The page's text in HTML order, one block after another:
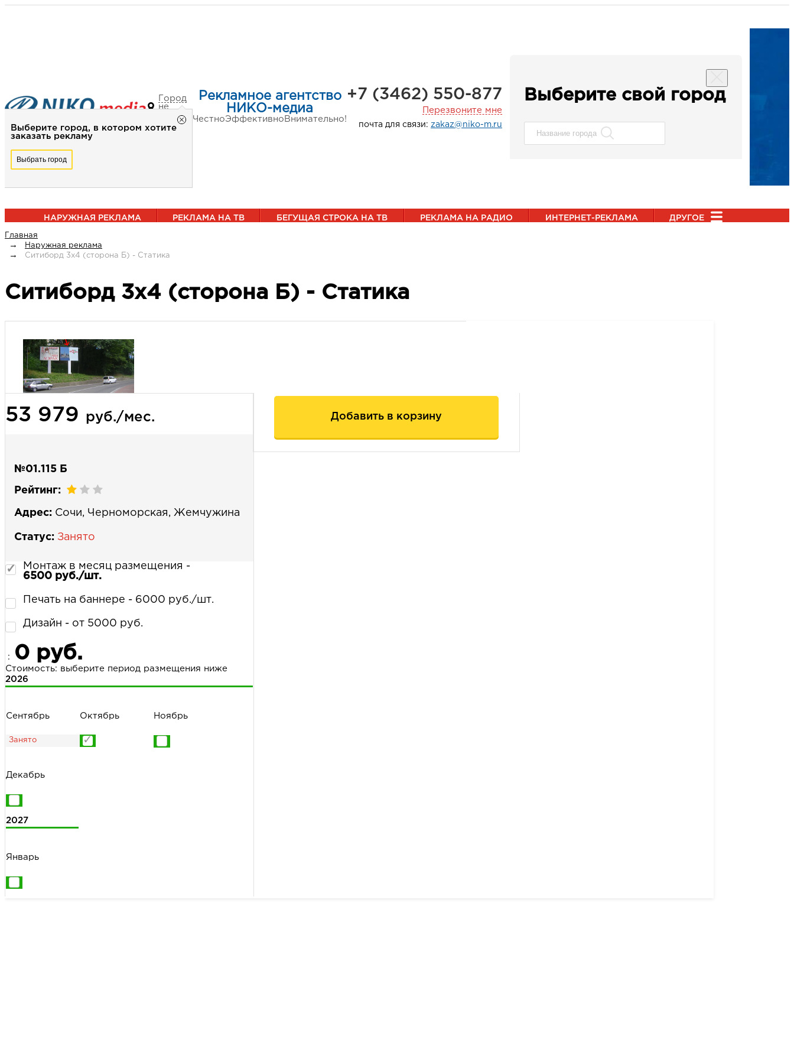
Город
не
выбран
Выберите город, в котором хотите
заказать рекламу
Выбрать город
Рекламное агентство
НИКО-медиа
ЧестноЭффективно Внимательно!
+7 (3462) 550-877
Перезвоните мне
почта для связи: zakaz@niko-m.ru
Выберите свой город
НАРУЖНАЯ РЕКЛАМА РЕКЛАМА НА ТВ БЕГУЩАЯ СТРОКА НА ТВ РЕКЛАМА НА РАДИО ИНТЕРНЕТ-РЕКЛАМА ДРУГОЕ
Главная
Наружная реклама
Ситиборд 3х4 (сторона Б) - Статика
Ситиборд 3х4 (сторона Б) - Статика
53 979 руб./мес.
№01.115 Б
Рейтинг:
Адрес: Сочи, Черноморская, Жемчужина
Статус: Занято
Монтаж в месяц размещения -
6500 руб./шт.
Печать на баннере - 6000 руб./шт.
Дизайн - от 5000 руб.
: 0 руб.
Стоимость: выберите период размещения ниже
2026
Сентябрь Октябрь Ноябрь
Декабрь
2027
Январь
Добавить в корзину